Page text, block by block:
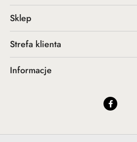
Sklep
Strefa klienta
Informacje